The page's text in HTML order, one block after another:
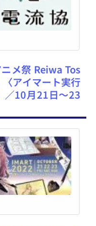
メ祭 Reiwa Tos
アイマート実行
／10月21日～23